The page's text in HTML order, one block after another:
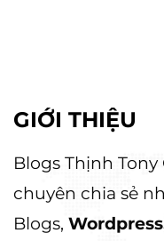
GIỚI THIỆU
Blogs Thịnh
chuyên chia sẻ
Blogs,